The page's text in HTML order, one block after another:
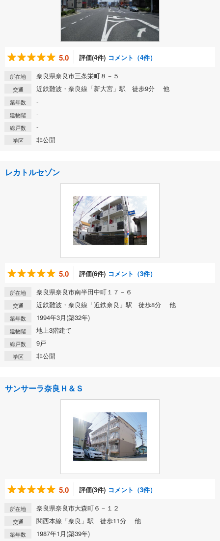
5.0 評価(4件) コメント（4件）
所在地 奈良県奈良市三条栄町８－５
交通 近鉄難波・奈良線「新大宮」駅 徒歩9分 他
築年数 -
建物階 -
総戸数 -
学区 非公開
レカトルセゾン
5.0 評価(6件) コメント（3件）
所在地 奈良県奈良市南半田中町１７－６
交通 近鉄難波・奈良線「近鉄奈良」駅 徒歩8分 他
築年数 1994年3月(築32年)
建物階 地上3階建て
総戸数 9戸
学区 非公開
サンサーラ奈良Ｈ＆Ｓ
5.0 評価(3件) コメント（3件）
所在地 奈良県奈良市大森町６－１２
交通 関西本線「奈良」駅 徒歩11分 他
築年数 1987年1月(築39年)